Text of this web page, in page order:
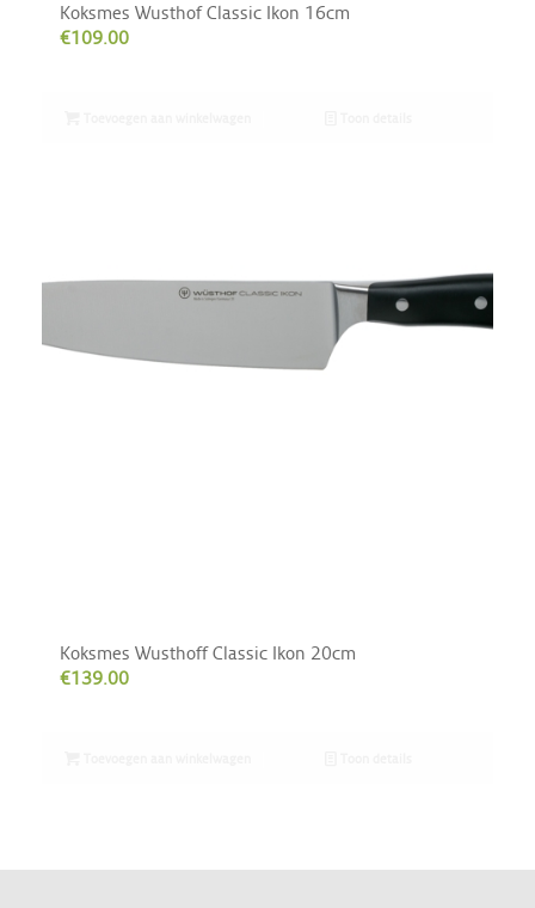
Koksmes Wusthof Classic Ikon 16cm
€109.00
Koksmes Wusthoff Classic Ikon 20cm
€139.00